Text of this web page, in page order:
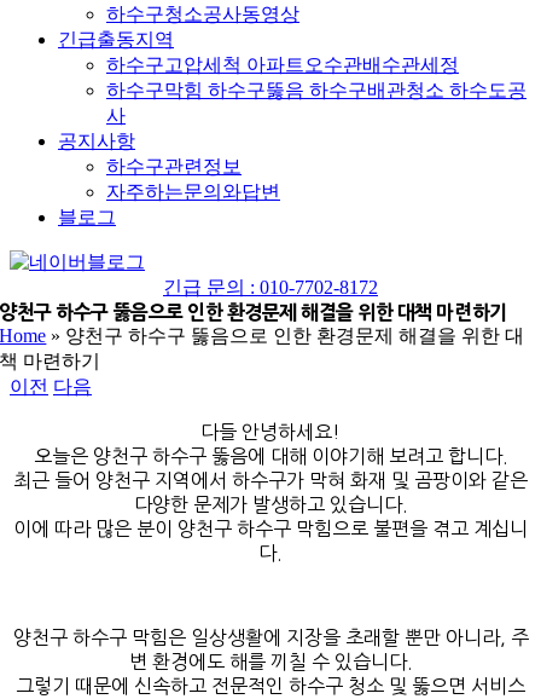
하수구청소공사동영상
긴급출동지역
하수구고압세척 아파트오수관배수관세정
하수구막힘 하수구뚫음 하수구배관청소 하수도공
사
공지사항
하수구관련정보
자주하는문의와답변
블로그
네
버
블
로
그
긴급 문의 : 010-7702-8172
양천구 하수구 뚫음으로 인한 환경문제 해결을 위한 대책 마련하기
Home » 양천구 하수구 뚫음으로 인한 환경문제 해결을 위한 대
책 마련하기
이전 다음
다들 안녕하세요!
오늘은 양천구 하수구 뚫음에 대해 이야기해 보려고 합니다.
최근 들어 양천구 지역에서 하수구가 막혀 화재 및 곰팡이와 같은
다양한 문제가 발생하고 있습니다.
이에 따라 많은 분이 양천구 하수구 막힘으로 불편을 겪고 계십니
다.
양천구 하수구 막힘은 일상생활에 지장을 초래할 뿐만 아니라, 주
변 환경에도 해를 끼칠 수 있습니다.
그렇기 때문에 신속하고 전문적인 하수구 청소 및 뚫으면 서비스